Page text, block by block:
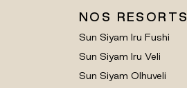
NOS RESORTS
Sun Siyam Iru Fushi
Sun Siyam Iru Veli
Sun Siyam Olhuveli